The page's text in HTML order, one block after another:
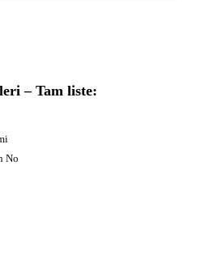
– Tam liste:
No